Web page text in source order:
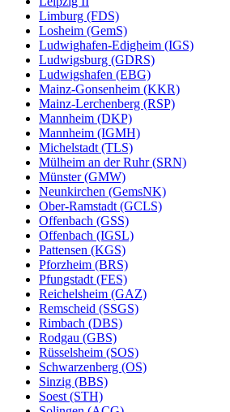
Limburg (FDS)
Losheim (GemS)
Ludwighafen-Edigheim (IGS)
Ludwigsburg (GDRS)
Ludwigshafen (EBG)
Mainz-Gonsenheim (KKR)
Mainz-Lerchenberg (RSP)
Mannheim (DKP)
Mannheim (IGMH)
Michelstadt (TLS)
Mülheim an der Ruhr (SRN)
Münster (GMW)
Neunkirchen (GemsNK)
Ober-Ramstadt (GCLS)
Offenbach (GSS)
Offenbach (IGSL)
Pattensen (KGS)
Pforzheim (BRS)
Pfungstadt (FES)
Reichelsheim (GAZ)
Remscheid (SSGS)
Rimbach (DBS)
Rodgau (GBS)
Rüsselsheim (SOS)
Schwarzenberg (OS)
Sinzig (BBS)
Soest (STH)